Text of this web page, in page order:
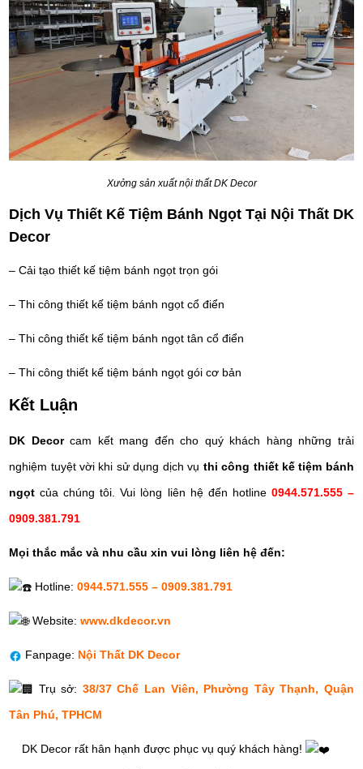
Xưởng sản xuất nội thất DK Decor
Dịch Vụ Thiết Kế Tiệm Bánh Ngọt Tại Nội Thất DK
Decor
– Cải tạo thiết kế tiệm bánh ngọt trọn gói
– Thi công thiết kế tiệm bánh ngọt cổ điển
– Thi công thiết kế tiệm bánh ngọt tân cổ điển
– Thi công thiết kế tiệm bánh ngọt gói cơ bản
Kết Luận
DK Decorcam kết mang đến cho quý khách hàng những trải
nghiệm tuyệt vời khi sử dụng dịch vụ thi công thiết kế tiệm bánh
ngọtcủa chúng tôi. Vui lòng liên hệ đến hotline 0944.571.555 –
0909.381.791
Mọi thắc mắc và nhu cầu xin vui lòng liên hệ đến:
Hotline:0944.571.555 – 0909.381.791
Website:www.dkdecor.vn
Fanpage: Nội Thất DK Decor
Trụ sở: 38/37 Chế Lan Viên, Phường Tây Thạnh, Quận
Tân Phú, TPHCM
DK Decor rất hân hạnh được phục vụ quý khách hàng!